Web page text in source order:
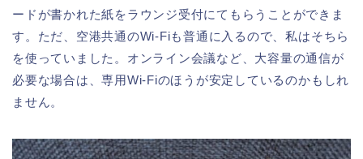
ードが書かれた紙をラウンジ受付にてもらうことができま
す。ただ、空港共通のWi-Fiも普通に入るので、私はそちら
を使っていました。オンライン会議など、大容量の通信が
必要な場合は、専用Wi-Fiのほうが安定しているのかもしれ
ません。